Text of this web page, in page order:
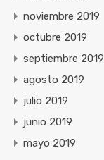
noviembre 2019
octubre 2019
septiembre 2019
agosto 2019
julio 2019
junio 2019
mayo 2019